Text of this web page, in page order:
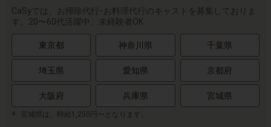
CaSyでは、お掃除代行･お料理代行のキャストを募集しておりま
す。20〜60代活躍中。未経験者OK
東京都 神奈川県 千葉県
埼玉県 愛知県 京都府
大阪府 兵庫県 宮城県
宮城県は、時給1,250円〜となります。